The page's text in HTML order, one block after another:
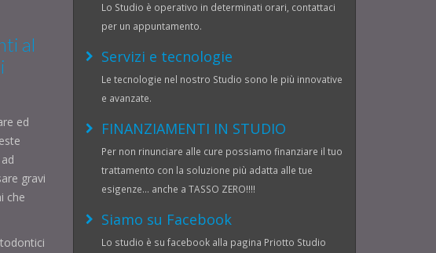
al
ed
gravi
che
Lo Studio è operativo in determinati orari, contattaci
per un appuntamento.
Servizi e tecnologie
Le tecnologie nel nostro Studio sono le più innovative
e avanzate.
FINANZIAMENTI IN STUDIO
Per non rinunciare alle cure possiamo finanziare il tuo
trattamento con la soluzione più adatta alle tue
esigenze... anche a TASSO ZERO!!!!
Siamo su Facebook
Lo studio è su facebook alla pagina Priotto Studio